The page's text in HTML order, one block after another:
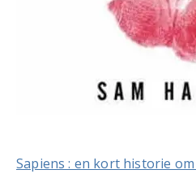
Sapiens : en kort historie